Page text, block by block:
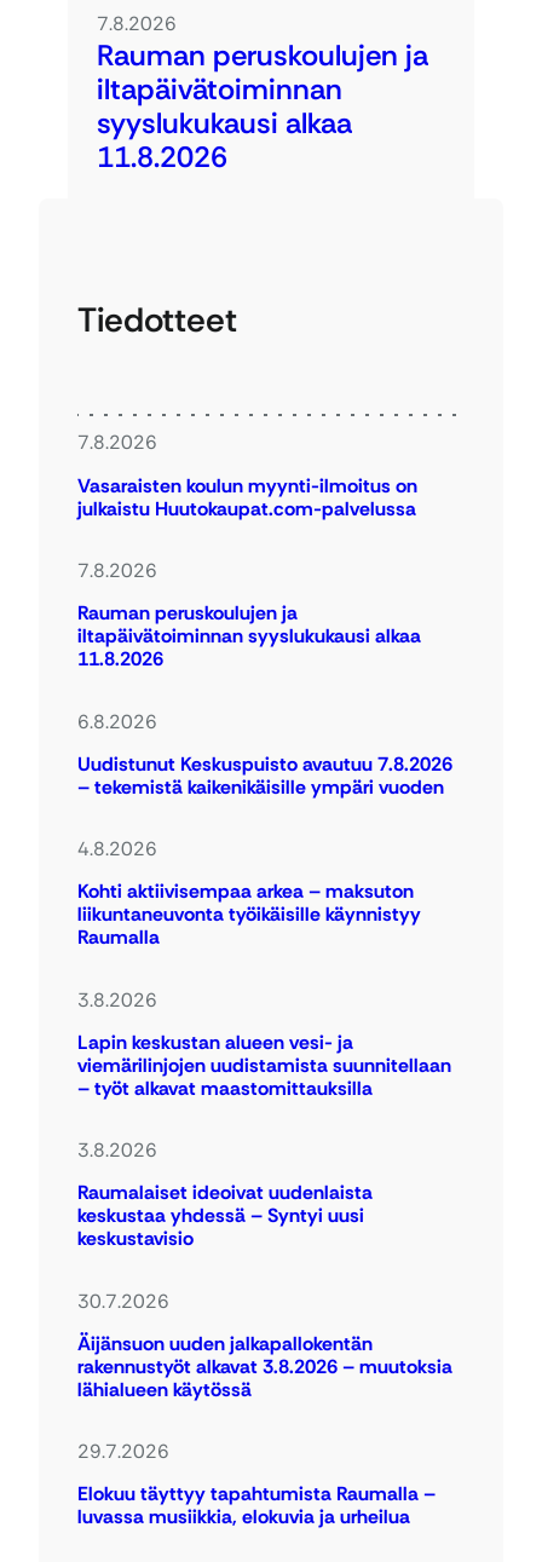
7.8.2026
Rauman peruskoulujen ja
iltapäivätoiminnan
syyslukukausi alkaa
11.8.2026
Tiedotteet
7.8.2026
Vasaraisten koulun myynti-ilmoitus on
julkaistu Huutokaupat.com-palvelussa
7.8.2026
Rauman peruskoulujen ja
iltapäivätoiminnan syyslukukausi alkaa
11.8.2026
6.8.2026
Uudistunut Keskuspuisto avautuu 7.8.2026
– tekemistä kaikenikäisille ympäri vuoden
4.8.2026
Kohti aktiivisempaa arkea – maksuton
liikuntaneuvonta työikäisille käynnistyy
Raumalla
3.8.2026
Lapin keskustan alueen vesi- ja
viemärilinjojen uudistamista suunnitellaan
– työt alkavat maastomittauksilla
3.8.2026
Raumalaiset ideoivat uudenlaista
keskustaa yhdessä – Syntyi uusi
keskustavisio
30.7.2026
Äijänsuon uuden jalkapallokentän
rakennustyöt alkavat 3.8.2026 – muutoksia
lähialueen käytössä
29.7.2026
Elokuu täyttyy tapahtumista Raumalla –
luvassa musiikkia, elokuvia ja urheilua